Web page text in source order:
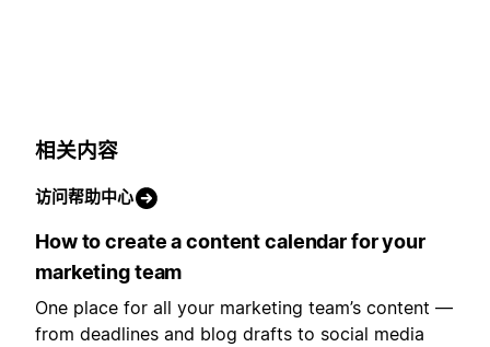
相关内容
访问帮助中心
How to create a content calendar for your
marketing team
One place for all your marketing team’s content —
from deadlines and blog drafts to social media